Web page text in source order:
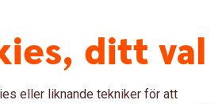
vill du bygga om
budget.
ditt val
eller liknande tekniker för att